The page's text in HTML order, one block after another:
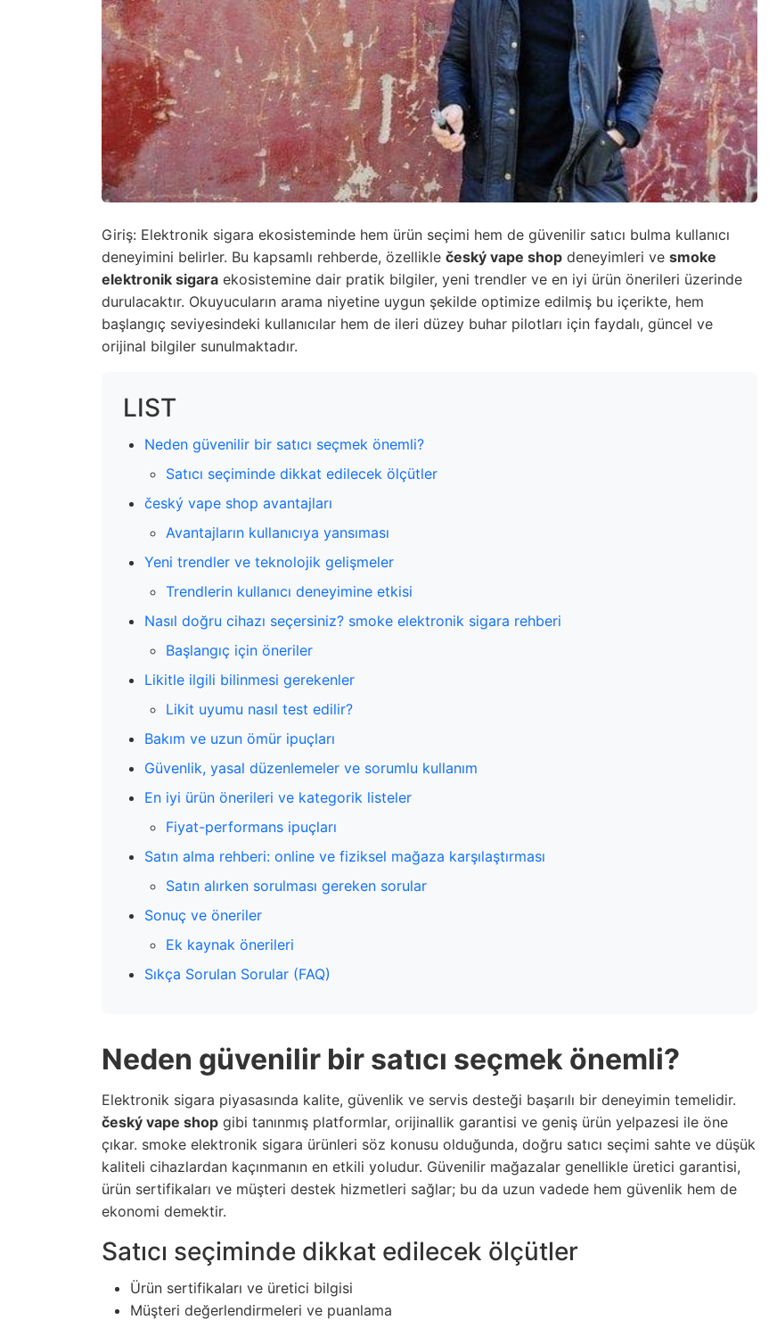
Giriş: Elektronik sigara ekosisteminde hem ürün seçimi hem de güvenilir satıcı bulma kullanıcı
deneyimini belirler. Bu kapsamlı rehberde, özellikle český vape shop deneyimleri ve smoke
elektronik sigara ekosistemine dair pratik bilgiler, yeni trendler ve en iyi ürün önerileri üzerinde
durulacaktır. Okuyucuların arama niyetine uygun şekilde optimize edilmiş bu içerikte, hem
başlangıç seviyesindeki kullanıcılar hem de ileri düzey buhar pilotları için faydalı, güncel ve
orijinal bilgiler sunulmaktadır.
LIST
Neden güvenilir bir satıcı seçmek önemli?
Satıcı seçiminde dikkat edilecek ölçütler
český vape shop avantajları
Avantajların kullanıcıya yansıması
Yeni trendler ve teknolojik gelişmeler
Trendlerin kullanıcı deneyimine etkisi
Nasıl doğru cihazı seçersiniz? smoke elektronik sigara rehberi
Başlangıç için öneriler
Likitle ilgili bilinmesi gerekenler
Likit uyumu nasıl test edilir?
Bakım ve uzun ömür ipuçları
Güvenlik, yasal düzenlemeler ve sorumlu kullanım
En iyi ürün önerileri ve kategorik listeler
Fiyat-performans ipuçları
Satın alma rehberi: online ve fiziksel mağaza karşılaştırması
Satın alırken sorulması gereken sorular
Sonuç ve öneriler
Ek kaynak önerileri
Sıkça Sorulan Sorular (FAQ)
Neden güvenilir bir satıcı seçmek önemli?
Elektronik sigara piyasasında kalite, güvenlik ve servis desteği başarılı bir deneyimin temelidir.
český vape shop gibi tanınmış platformlar, orijinallik garantisi ve geniş ürün yelpazesi ile öne
çıkar. smoke elektronik sigara ürünleri söz konusu olduğunda, doğru satıcı seçimi sahte ve düşük
kaliteli cihazlardan kaçınmanın en etkili yoludur. Güvenilir mağazalar genellikle üretici garantisi,
ürün sertifikaları ve müşteri destek hizmetleri sağlar; bu da uzun vadede hem güvenlik hem de
ekonomi demektir.
Satıcı seçiminde dikkat edilecek ölçütler
Ürün sertifikaları ve üretici bilgisi
Müşteri değerlendirmeleri ve puanlama